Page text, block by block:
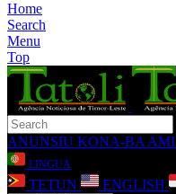
Home
Search
Menu
Top
ANUNSIU KONA-BA AMI
LINGUA
TETUN ENGLISH